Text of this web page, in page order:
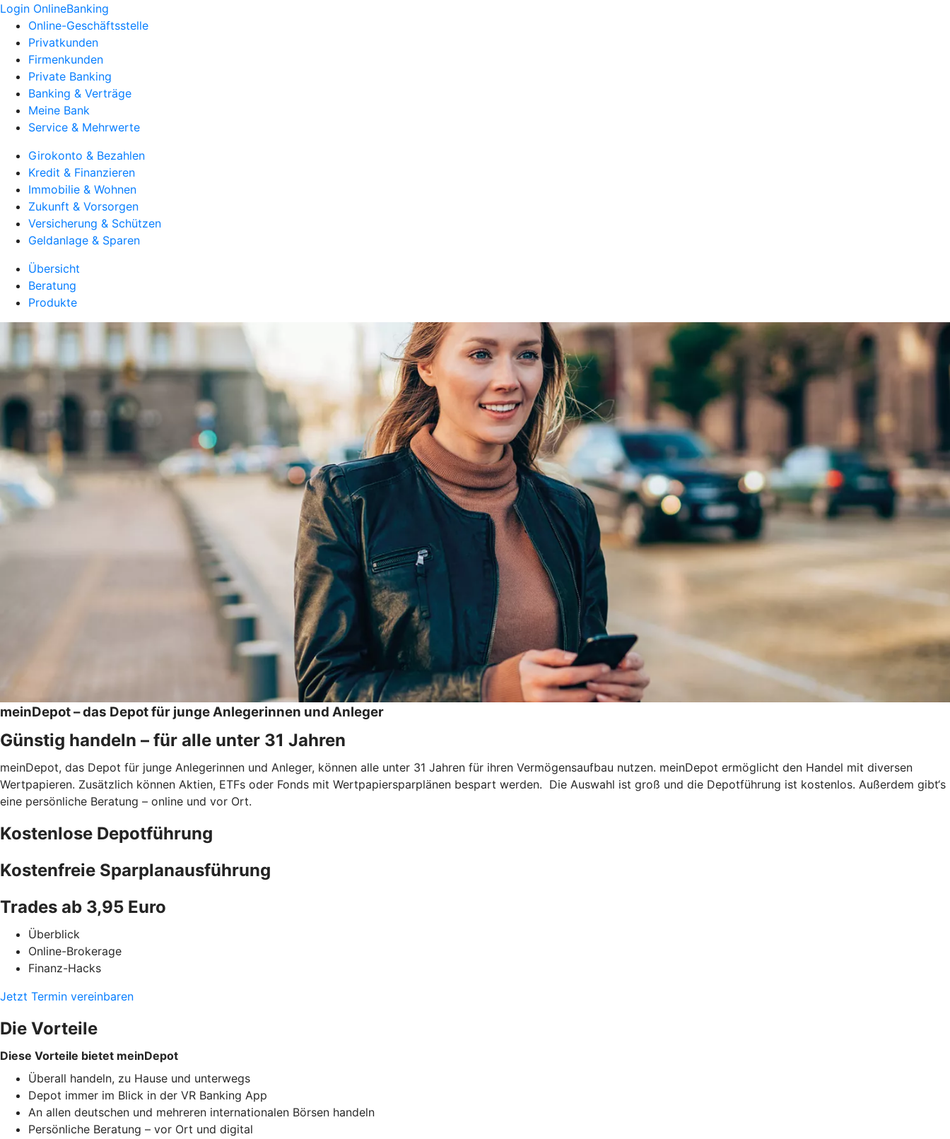
Login OnlineBanking
Online-Geschäftsstelle
Privatkunden
Firmenkunden
Private Banking
Banking & Verträge
Meine Bank
Service & Mehrwerte
Girokonto & Bezahlen
Kredit & Finanzieren
Immobilie & Wohnen
Zukunft & Vorsorgen
Versicherung & Schützen
Geldanlage & Sparen
Übersicht
Beratung
Produkte
meinDepot – das Depot für junge Anlegerinnen und Anleger
Günstig handeln – für alle unter 31 Jahren
meinDepot, das Depot für junge Anlegerinnen und Anleger, können alle unter 31 Jahren für ihren Vermögensaufbau nutzen. meinDepot ermöglicht den Handel mit diversen
Wertpapieren. Zusätzlich können Aktien, ETFs oder Fonds mit Wertpapiersparplänen bespart werden. Die Auswahl ist groß und die Depotführung ist kostenlos. Außerdem gibt‘s
eine persönliche Beratung – online und vor Ort.
Kostenlose Depotführung
Kostenfreie Sparplanausführung
Trades ab 3,95 Euro
Überblick
Online-Brokerage
Finanz-Hacks
Jetzt Termin vereinbaren
Die Vorteile
Diese Vorteile bietet meinDepot
Überall handeln, zu Hause und unterwegs
Depot immer im Blick in der VR Banking App
An allen deutschen und mehreren internationalen Börsen handeln
Persönliche Beratung – vor Ort und digital